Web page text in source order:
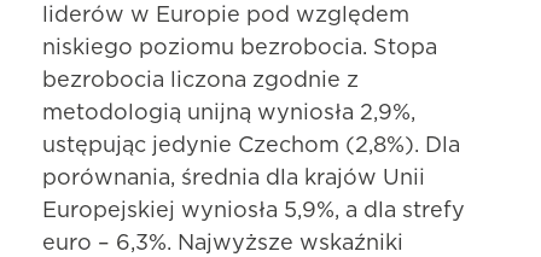
liderów w Europie pod względem
niskiego poziomu bezrobocia. Stopa
bezrobocia liczona zgodnie z
metodologią unijną wyniosła 2,9%,
ustępując jedynie Czechom (2,8%). Dla
porównania, średnia dla krajów Unii
Europejskiej wyniosła 5,9%, a dla strefy
euro – 6,3%. Najwyższe wskaźniki